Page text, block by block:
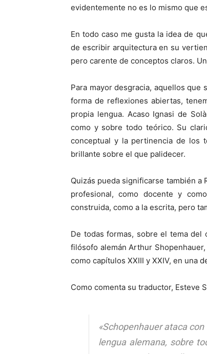
evidentemente no es lo mismo que
En todo caso me gusta la idea de
de escribir arquitectura en su
pero carente de conceptos claros.
Para mayor desgracia, aquellos
forma de reflexiones abiertas,
propia lengua. Acaso Ignasi de
como y sobre todo teórico. Su
conceptual y la pertinencia de los
brillante sobre el que palidecer.
Quizás pueda significarse también a
profesional, como docente y
construida, como a la escrita, pero
De todas formas, sobre el tema
filósofo alemán Arthur
como capítulos XXIII y XXIV, en una
Como comenta su traductor, Esteve
«Schopenhauer ataca
lengua alemana, sobre